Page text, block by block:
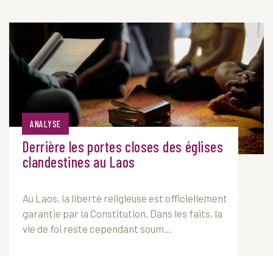
ANALYSE
Derrière les portes closes des églises
clandestines au Laos
Au Laos, la liberté religieuse est officiellement
garantie par la Constitution. Dans les faits, la
vie de foi reste cependant soum...